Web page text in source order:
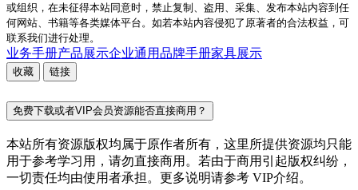
或组织，在未征得本站同意时，禁止复制、盗用、采集、发布本站内容到任
何网站、书籍等各类媒体平台。如若本站内容侵犯了原著者的合法权益，可
联系我们进行处理。
业务手册产品展示企业通用品牌手册家具展示
收藏 链接
免费下载或者VIP会员资源能否直接商用？
本站所有资源版权均属于原作者所有，这里所提供资源均只能
用于参考学习用，请勿直接商用。若由于商用引起版权纠纷，
一切责任均由使用者承担。更多说明请参考 VIP介绍。